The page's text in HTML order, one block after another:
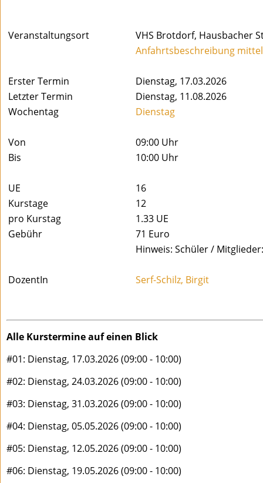
Veranstaltungsort
VHS Brotdorf, Hausbacher
Anfahrtsbeschreibung
Erster Termin
Dienstag, 17.03.2026
Letzter Termin
Dienstag, 11.08.2026
Wochentag
Dienstag
Von
09:00 Uhr
Bis
10:00 Uhr
UE
16
Kurstage
12
pro Kurstag
1.33 UE
Gebühr
71 Euro
Hinweis: Schüler /
DozentIn Serf-Schilz, Birgit
Alle Kurstermine auf einen Blick
#01: Dienstag, 17.03.2026 (09:00 - 10:00)
#02: Dienstag, 24.03.2026 (09:00 - 10:00)
#03: Dienstag, 31.03.2026 (09:00 - 10:00)
#04: Dienstag, 05.05.2026 (09:00 - 10:00)
#05: Dienstag, 12.05.2026 (09:00 - 10:00)
#06: Dienstag, 19.05.2026 (09:00 - 10:00)